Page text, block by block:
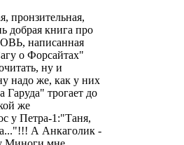
пронзительная,
добрая книга про
написанная
о Форсайтах"
ну и
надо же, как у них
трогает до
же
у Петра-1:"Таня,
А Анкаголик -